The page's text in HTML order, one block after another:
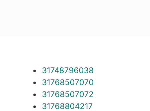
31748796038
31768507070
31768507072
31768804217